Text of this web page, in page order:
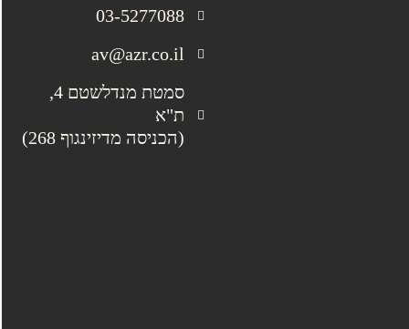
03-5277088
av@azr.co.il
סמטת מנדלשטם 4,
ת"א
(הכניסה מדיזינגוף 268)